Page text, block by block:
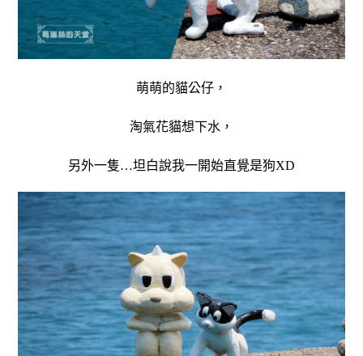
萌萌的貓公仔，
淘氣花貓想下水，
另外一隻…坦白說我一開始直覺是狗XD